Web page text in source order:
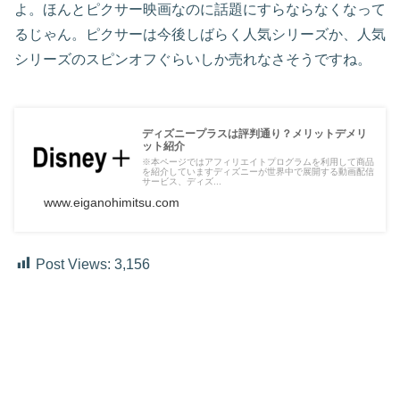
よ。ほんとピクサー映画なのに話題にすらならなくなって
るじゃん。ピクサーは今後しばらく人気シリーズか、人気
シリーズのスピンオフぐらいしか売れなさそうですね。
ディズニープラスは評判通り？メリットデメリ
ット紹介
※本ページではアフィリエイトプログラムを利用して商品
を紹介していますディズニーが世界中で展開する動画配信
サービス、ディズ...
www.eiganohimitsu.com
Post Views: 3,156